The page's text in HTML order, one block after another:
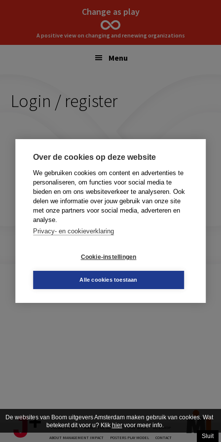
De websites van Boom uitgevers Amsterdam maken gebruik van cookies. Wat
betekent dit voor u? Klik hiervoor meer info.
Sluit
Over de cookies op deze website
We gebruiken cookies om content en advertenties te
personaliseren, om functies voor social media te
bieden en om ons websiteverkeer te analyseren. Ook
delen we informatie over jouw gebruik van onze site
met onze partners voor social media, adverteren en
analyse.
Privacy- en cookieverklaring
Cookie-instellingen
Alle cookies toestaan
navigation
content
Change as play
A positive view on changing and renewing organizations
Menu
Login / register
PRIVACY POLICY ABOUT THE AUTHOR THE BOOK
WEBSHOP
ABOUT MANAGEMENT IMPACT
POSTERS PLAY MODEL CONTACT